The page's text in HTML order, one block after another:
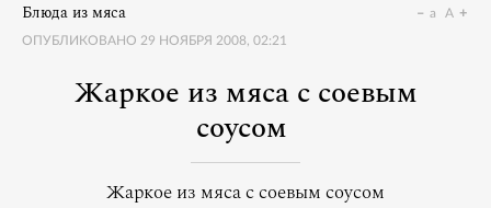
Блюда из мяса
ОПУБЛИКОВАНО 29 НОЯБРЯ 2008, 02:21
a A
Жаркое из мяса с соевым
соусом
Жаркое из мяса с соевым соусом